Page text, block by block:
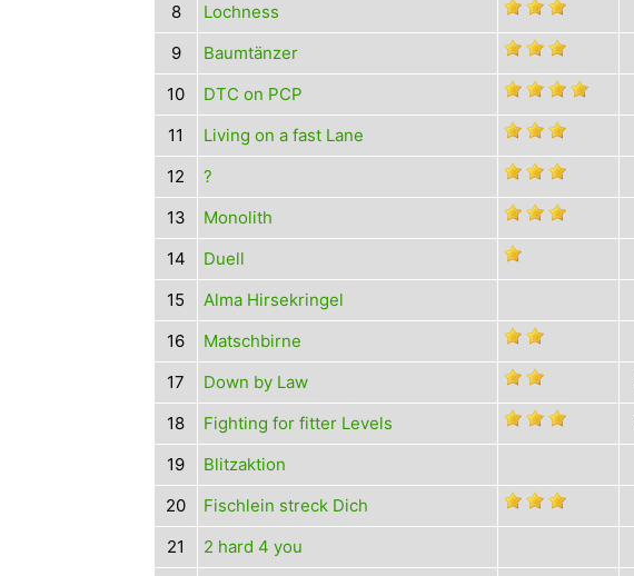
8
Lochness
9
Baumtänzer
10
DTC on PCP
11
Living on a fast Lane
12
?
13
Monolith
14
Duell
15
Alma Hirsekringel
16
Matschbirne
17
Down by Law
18
Fighting for fitter Levels
19
Blitzaktion
20
Fischlein streck Dich
21
2 hard 4 you